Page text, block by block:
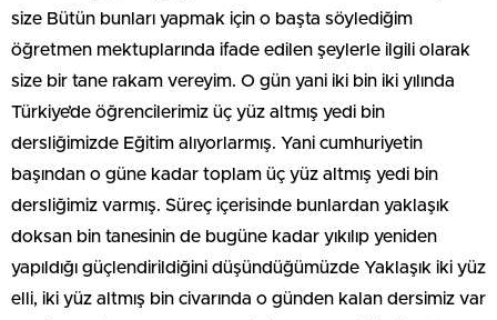
size Bütün bunları yapmak için o başta söylediğim
öğretmen mektuplarında ifade edilen şeylerle ilgili olarak
size bir tane rakam vereyim. O gün yani iki bin iki yılında
Türkiye’de öğrencilerimiz üç yüz altmış yedi bin
dersliğimizde Eğitim alıyorlarmış. Yani cumhuriyetin
başından o güne kadar toplam üç yüz altmış yedi bin
dersliğimiz varmış. Süreç içerisinde bunlardan yaklaşık
doksan bin tanesinin de bugüne kadar yıkılıp yeniden
yapıldığı güçlendirildiğini düşündüğümüzde Yaklaşık iki yüz
elli, iki yüz altmış bin civarında o günden kalan dersimiz var